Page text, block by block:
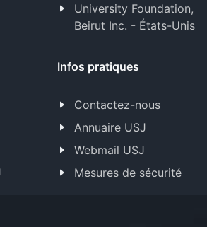
University Foundation,
Beirut Inc. - États-Unis
Infos pratiques
Contactez-nous
Annuaire USJ
Webmail USJ
Mesures de sécurité